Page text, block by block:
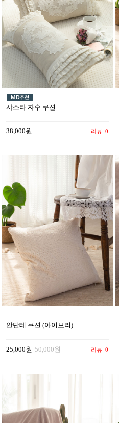
샤스타 자수 쿠션
38,000원 리뷰 0
안단테 쿠션 (아이보리)
25,000원 50,000원 리뷰 0